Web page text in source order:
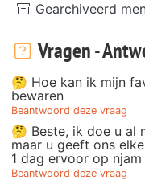
Gearchiveerd
Vragen -
🤔 Hoe kan ik mijn
bewaren
Beantwoord deze vraag
🤔 Beste, ik doe u al
maar u geeft ons
1 dag ervoor op
Beantwoord deze vraag